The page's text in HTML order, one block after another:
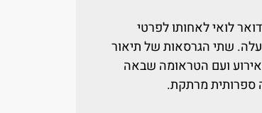
לואי לאחותו לפרטי
שתי הגרסאות של תיאור
ועם הטראומה שבאה
ספרותית מרתקת.